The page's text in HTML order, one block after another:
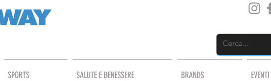
SPORTS SALUTE E BENESSERE BRANDS EVENTI